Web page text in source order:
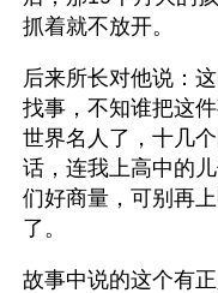
抓着就不放开。
后来所长对他说：
找事，不知谁把这
世界名人了，十几
话，连我上高中的
们好商量，可别再
了。
故事中说的这个有